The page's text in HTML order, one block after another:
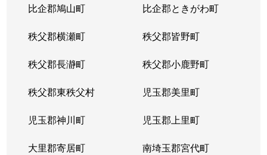
比企郡鳩山町 比企郡ときがわ町
秩父郡横瀬町 秩父郡皆野町
秩父郡長瀞町 秩父郡小鹿野町
秩父郡東秩父村 児玉郡美里町
児玉郡神川町 児玉郡上里町
大里郡寄居町 南埼玉郡宮代町